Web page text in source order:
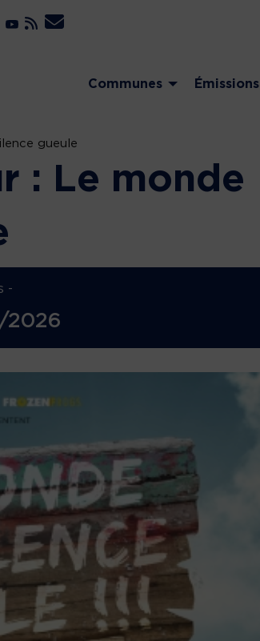
Communes Émissions
gueule
: Le monde
-
2026